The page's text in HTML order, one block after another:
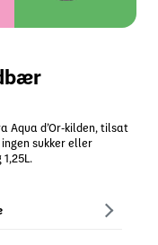
Aqua d’Or-kilden, tilsat
sukker eller